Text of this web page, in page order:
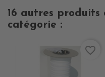
16 autres produits
catégorie :
favorite_border